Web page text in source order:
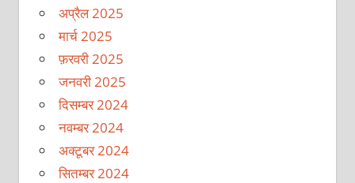
अप्रैल 2025
मार्च 2025
फ़रवरी 2025
जनवरी 2025
दिसम्बर 2024
नवम्बर 2024
अक्टूबर 2024
सितम्बर 2024